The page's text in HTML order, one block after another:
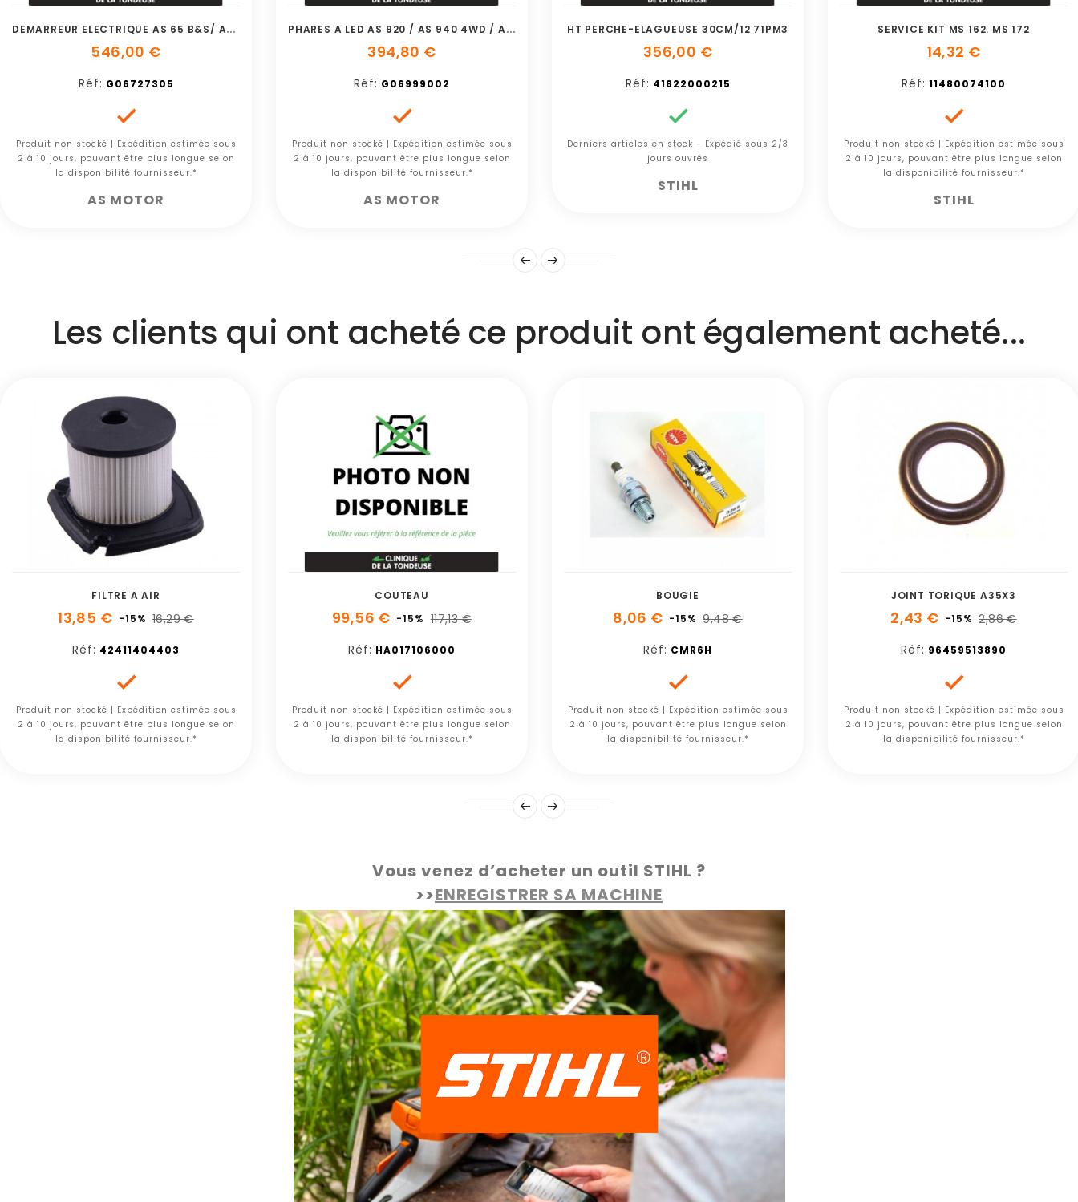
D
EMARREUR ELECTRIQUE AS 65 B&S/ AS 73/ A
546,00 €
Réf: G06727305

Produit non stocké | Expédition estimée sous
2 à 10 jours, pouvant être plus longue selon
la disponibilité fournisseur.*
AS MOTOR
P
HARES A LED AS 920 / AS 940 4WD / AS 94
394,80 €
Réf: G06999002

Produit non stocké | Expédition estimée sous
2 à 10 jours, pouvant être plus longue selon
la disponibilité fournisseur.*
AS MOTOR
HT PERCHE-ELAGUEUSE 30CM/12 71PM3
356,00 €
Réf: 41822000215

Derniers articles en stock - Expédié sous 2/3
jours ouvrés
STIHL
SERVICE KIT MS 162. MS 172
14,32 €
Réf: 11480074100

Produit non stocké | Expédition estimée sous
2 à 10 jours, pouvant être plus longue selon
la disponibilité fournisseur.*
STIHL
Les clients qui ont acheté ce produit ont également acheté...
FILTRE A AIR
13,85 € -15% 16,29 €
Réf: 42411404403

Produit non stocké | Expédition estimée sous
2 à 10 jours, pouvant être plus longue selon
la disponibilité fournisseur.*
COUTEAU
99,56 € -15% 117,13 €
Réf: HA017106000

Produit non stocké | Expédition estimée sous
2 à 10 jours, pouvant être plus longue selon
la disponibilité fournisseur.*
BOUGIE
8,06 € -15% 9,48 €
Réf: CMR6H

Produit non stocké | Expédition estimée sous
2 à 10 jours, pouvant être plus longue selon
la disponibilité fournisseur.*
JOINT TORIQUE A35X3
2,43 € -15% 2,86 €
Réf: 96459513890

Produit non stocké | Expédition estimée sous
2 à 10 jours, pouvant être plus longue selon
la disponibilité fournisseur.*
Vous venez d’acheter un outil STIHL ?
>>ENREGISTRER SA MACHINE